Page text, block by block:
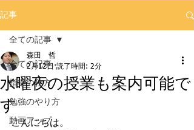
記事
全ての記事
指導の仕方
勉強のやり方
動画アップ
全ての記事
水曜夜の授業も案内可能で
す
森田 哲
2月12日 読了時間: 2分
こんにちは。